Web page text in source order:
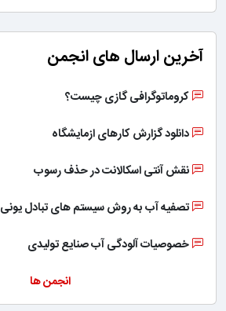
آخرین ارسال های انجمن
کروماتوگرافی گازی چیست؟
دانلود گزارش کارهای ازمایشگاه
نقش آنتی اسکالانت در حذف رسوب
تصفیه آب به روش سیستم های تبادل یونی
خصوصیات آلودگی آب صنایع تولیدی
انجمن ها